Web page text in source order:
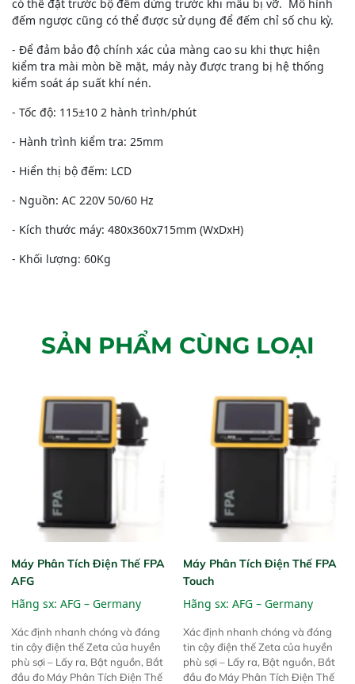
có thể đặt trước bộ đếm dừng trước khi mẫu bị vỡ. Mô hình
đếm ngược cũng có thể được sử dụng để đếm chỉ số chu kỳ.
- Để đảm bảo độ chính xác của màng cao su khi thực hiện
kiểm tra mài mòn bề mặt, máy này được trang bị hệ thống
kiểm soát áp suất khí nén.
- Tốc độ: 115±10 2 hành trình/phút
- Hành trình kiểm tra: 25mm
- Hiển thị bộ đếm: LCD
- Nguồn: AC 220V 50/60 Hz
- Kích thước máy: 480x360x715mm (WxDxH)
- Khối lượng: 60Kg
SẢN PHẨM CÙNG LOẠI
Máy Phân Tích Điện Thế FPA
AFG
Hãng sx: AFG – Germany
Xác định nhanh chóng và đáng
tin cậy điện thế Zeta của huyền
phù sợi – Lấy ra, Bật nguồn, Bắt
đầu đo Máy Phân Tích Điện Thế
Máy Phân Tích Điện Thế FPA
Touch
Hãng sx: AFG – Germany
Xác định nhanh chóng và đáng
tin cậy điện thế Zeta của huyền
phù sợi – Lấy ra, Bật nguồn, Bắt
đầu đo Máy Phân Tích Điện Thế